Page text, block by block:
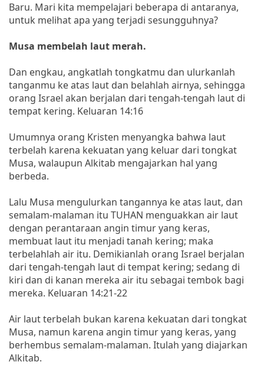
Baru. Mari kita mempelajari beberapa di antaranya,
untuk melihat apa yang terjadi sesungguhnya?
Musa membelah laut merah.
Dan engkau, angkatlah tongkatmu dan ulurkanlah
tanganmu ke atas laut dan belahlah airnya, sehingga
orang Israel akan berjalan dari tengah-tengah laut di
tempat kering. Keluaran 14:16
Umumnya orang Kristen menyangka bahwa laut
terbelah karena kekuatan yang keluar dari tongkat
Musa, walaupun Alkitab mengajarkan hal yang
berbeda.
Lalu Musa mengulurkan tangannya ke atas laut, dan
semalam-malaman itu TUHAN menguakkan air laut
dengan perantaraan angin timur yang keras,
membuat laut itu menjadi tanah kering; maka
terbelahlah air itu. Demikianlah orang Israel berjalan
dari tengah-tengah laut di tempat kering; sedang di
kiri dan di kanan mereka air itu sebagai tembok bagi
mereka. Keluaran 14:21-22
Air laut terbelah bukan karena kekuatan dari tongkat
Musa, namun karena angin timur yang keras, yang
berhembus semalam-malaman. Itulah yang diajarkan
Alkitab.